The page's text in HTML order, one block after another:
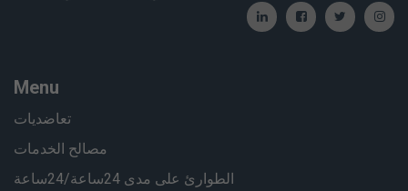
Menu
تعاضديات
مصالح الخدمات
الطوارئ على مدى 24ساعة/24ساعة